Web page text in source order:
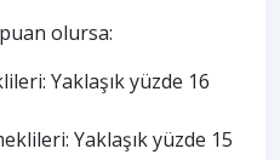
olursa:
Yaklaşık yüzde 16
Yaklaşık yüzde 15